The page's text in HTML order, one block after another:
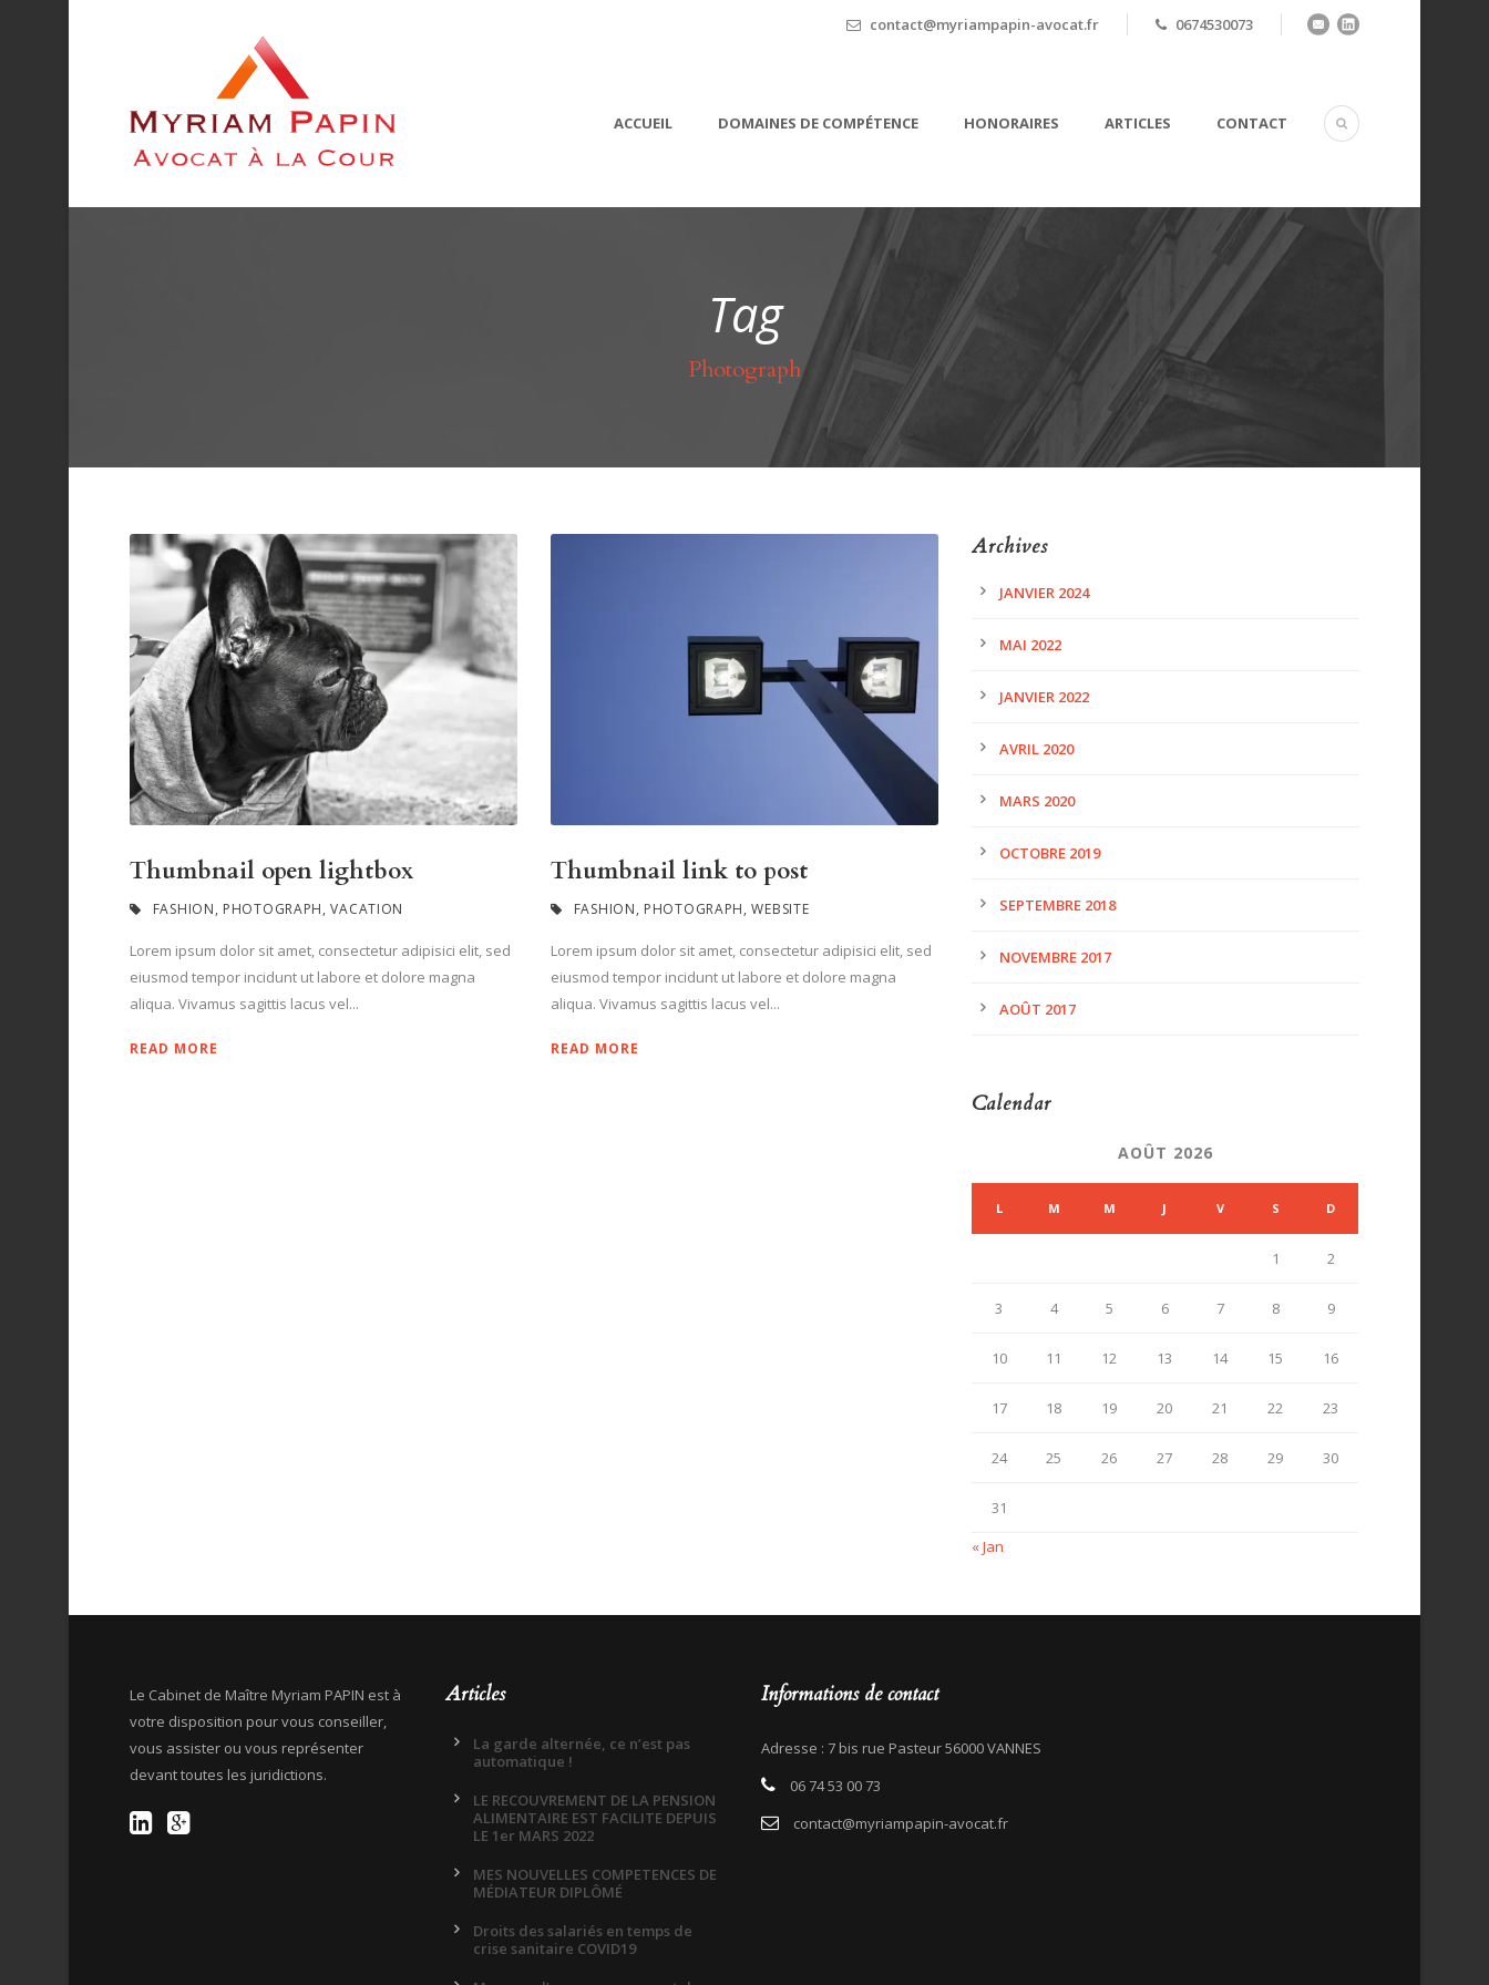
contact@myriampapin-avocat.fr 0674530073
ACCUEIL DOMAINES DE COMPÉTENCE HONORAIRES ARTICLES CONTACT
Tag
Photograph
Thumbnail open lightbox
FASHION, PHOTOGRAPH, VACATION
Lorem ipsum dolor sit amet, consectetur adipisici elit, sed
eiusmod tempor incidunt ut labore et dolore magna
aliqua. Vivamus sagittis lacus vel...
READ MORE
Thumbnail link to post
FASHION, PHOTOGRAPH, WEBSITE
Lorem ipsum dolor sit amet, consectetur adipisici elit, sed
eiusmod tempor incidunt ut labore et dolore magna
aliqua. Vivamus sagittis lacus vel...
READ MORE
Archives
JANVIER 2024
MAI 2022
JANVIER 2022
AVRIL 2020
MARS 2020
OCTOBRE 2019
SEPTEMBRE 2018
NOVEMBRE 2017
AOÛT 2017
Calendar
AOÛT 2026
L M M J V S D
1 2
3 4 5 6 7 8 9
10 11 12 13 14 15 16
17 18 19 20 21 22 23
24 25 26 27 28 29 30
31
« Jan
Le Cabinet de Maître Myriam PAPIN est à
votre disposition pour vous conseiller,
vous assister ou vous représenter
devant toutes les juridictions.
Articles
La garde alternée, ce n’est pas
automatique !
LE RECOUVREMENT DE LA PENSION
ALIMENTAIRE EST FACILITE DEPUIS
LE 1er MARS 2022
MES NOUVELLES COMPETENCES DE
MÉDIATEUR DIPLÔMÉ
Droits des salariés en temps de
crise sanitaire COVID19
Informations de contact
Adresse : 7 bis rue Pasteur 56000 VANNES
06 74 53 00 73
contact@myriampapin-avocat.fr